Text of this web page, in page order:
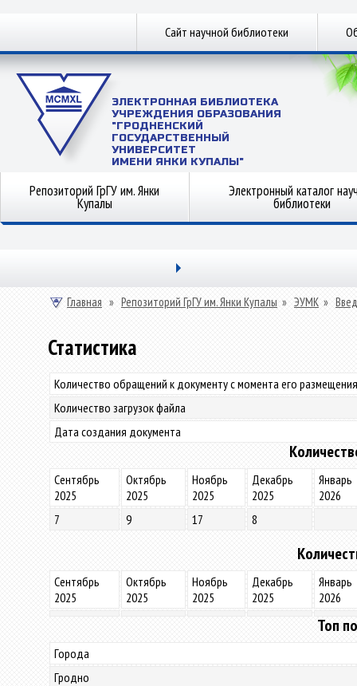
Сайт научной библиотеки
ЭЛЕКТРОННАЯ БИБЛИОТЕКА
УЧРЕЖДЕНИЯ ОБРАЗОВАНИЯ
"ГРОДНЕНСКИЙ
ГОСУДАРСТВЕННЫЙ
УНИВЕРСИТЕТ
ИМЕНИ ЯНКИ КУПАЛЫ"
Репозиторий ГрГУ им. Янки
Купалы
Электронный каталог
библиотеки
Главная » Репозиторий ГрГУ им. Янки Купалы » ЭУМК »
Статистика
Количество обращений к документу с момента его
Количество загрузок файла
Дата создания документа
Сентябрь
2025
Октябрь
2025
Ноябрь
2025
Декабрь
2025
Январь
2026
7
9 17 8
Сентябрь
2025
Октябрь
2025
Ноябрь
2025
Декабрь
2025
Январь
2026
Топ
Города
Гродно